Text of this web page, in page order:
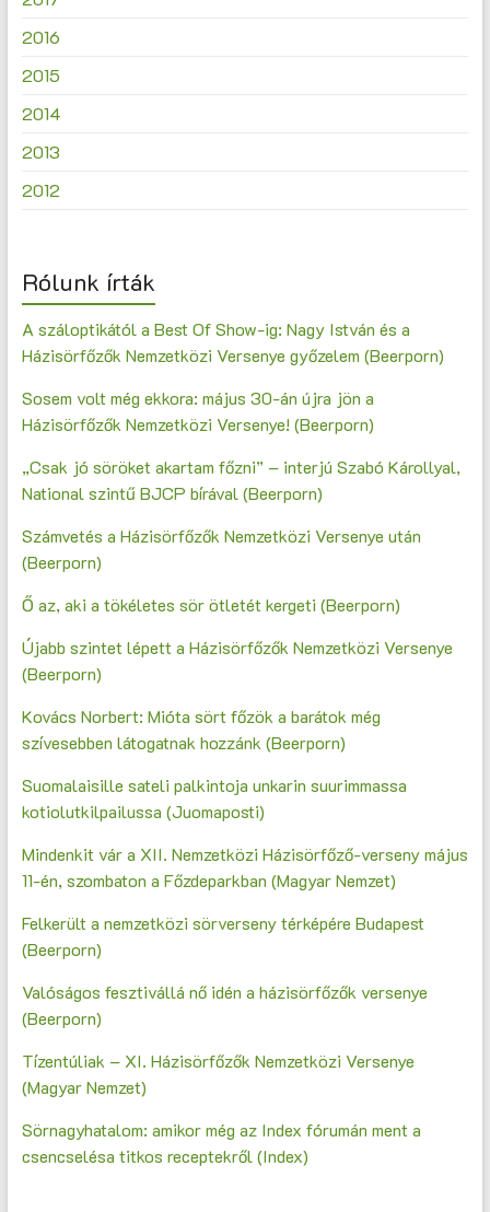
2016
2015
2014
2013
2012
Rólunk írták
A száloptikától a Best Of Show-ig: Nagy István és a
Házisörfőzők Nemzetközi Versenye győzelem (Beerporn)
Sosem volt még ekkora: május 30-án újra jön a
Házisörfőzők Nemzetközi Versenye! (Beerporn)
„Csak jó söröket akartam főzni” – interjú Szabó Károllyal,
National szintű BJCP bírával (Beerporn)
Számvetés a Házisörfőzők Nemzetközi Versenye után
(Beerporn)
Ő az, aki a tökéletes sör ötletét kergeti (Beerporn)
Újabb szintet lépett a Házisörfőzők Nemzetközi Versenye
(Beerporn)
Kovács Norbert: Mióta sört főzök a barátok még
szívesebben látogatnak hozzánk (Beerporn)
Suomalaisille sateli palkintoja unkarin suurimmassa
kotiolutkilpailussa (Juomaposti)
Mindenkit vár a XII. Nemzetközi Házisörfőző-verseny május
11-én, szombaton a Főzdeparkban (Magyar Nemzet)
Felkerült a nemzetközi sörverseny térképére Budapest
(Beerporn)
Valóságos fesztivállá nő idén a házisörfőzők versenye
(Beerporn)
Tízentúliak – XI. Házisörfőzők Nemzetközi Versenye
(Magyar Nemzet)
Sörnagyhatalom: amikor még az Index fórumán ment a
csencselésa titkos receptekről (Index)